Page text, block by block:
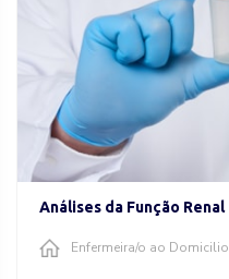
Análises da Função Renal
Enfermeira/o ao Domicilio